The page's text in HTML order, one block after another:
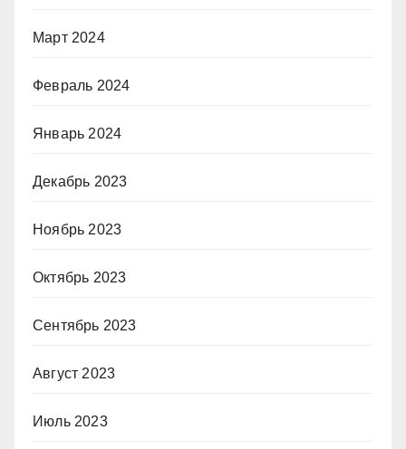
Март 2024
Февраль 2024
Январь 2024
Декабрь 2023
Ноябрь 2023
Октябрь 2023
Сентябрь 2023
Август 2023
Июль 2023